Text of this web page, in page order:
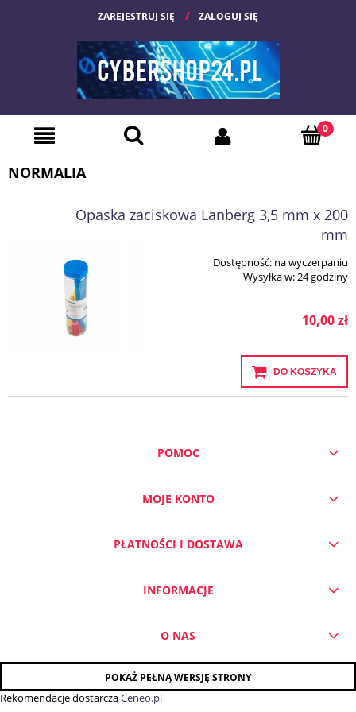
ZAREJESTRUJ SIĘ ZALOGUJ SIĘ
NORMALIA
Opaska zaciskowa Lanberg 3,5 mm x 200
mm
Dostępność: na wyczerpaniu
Wysyłka w:24 godziny
10,00 zł
DO KOSZYKA
POMOC
MOJE KONTO
PŁATNOŚCI I DOSTAWA
INFORMACJE
O NAS
POKAŻ PEŁNĄ WERSJĘ STRONY
Rekomendacje dostarczaCeneo.pl